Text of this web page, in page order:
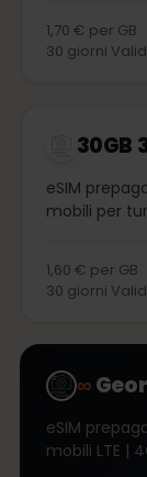
1,70 € per GB
30 giorni
30GB
eSIM
mobili per
1,60 € per GB
30 giorni
∞
eSIM
mobili LTE |